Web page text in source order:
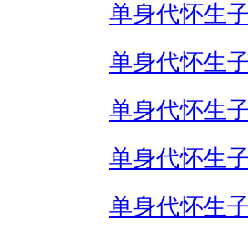
单身代怀生
单身代怀生
单身代怀生
单身代怀生
单身代怀生